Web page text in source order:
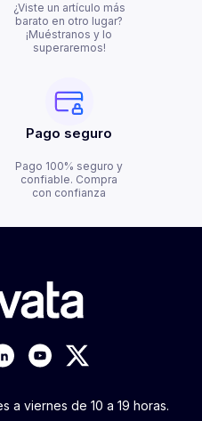
¿Viste un artículo más
barato en otro lugar?
¡Muéstranos y lo
superaremos!
Pago seguro
Pago 100% seguro y
confiable. Compra
con confianza
a viernes de 10 a 19 horas.